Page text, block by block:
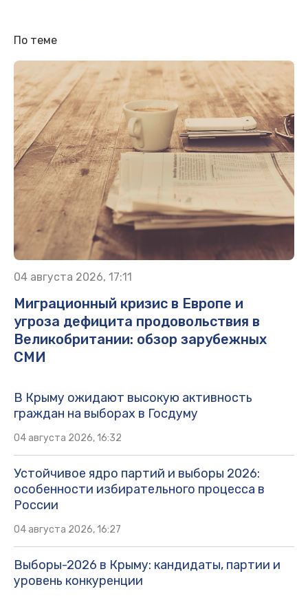
По теме
04 августа 2026, 17:11
Миграционный кризис в Европе и
угроза дефицита продовольствия в
Великобритании: обзор зарубежных
СМИ
В Крыму ожидают высокую активность
граждан на выборах в Госдуму
04 августа 2026, 16:32
Устойчивое ядро партий и выборы 2026:
особенности избирательного процесса в
России
04 августа 2026, 16:27
Выборы-2026 в Крыму: кандидаты, партии и
уровень конкуренции